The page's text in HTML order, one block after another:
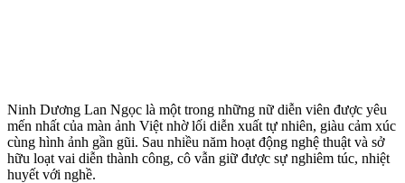
Ninh Dương Lan Ngọc là một trong những nữ diễn viên được yêu
mến nhất của màn ảnh Việt nhờ lối diễn xuất tự nhiên, giàu cảm xúc
cùng hình ảnh gần gũi. Sau nhiều năm hoạt động nghệ thuật và sở
hữu loạt vai diễn thành công, cô vẫn giữ được sự nghiêm túc, nhiệt
huyết với nghề.